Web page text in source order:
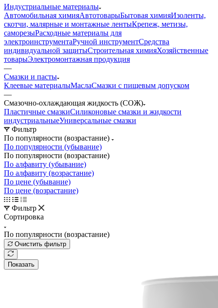
Индустриальные материалы
Автомобильная химияАвтотоварыБытовая химияИзоленты,
скотчи, малярные и монтажные лентыКрепеж, метизы,
саморезыРасходные материалы для
электроинструментаРучной инструментСредства
индивидуальной защитыСтроительная химияХозяйственные
товарыЭлектромонтажная продукция
—
Смазки и пасты
Клеевые материалыМаслаСмазки с пищевым допуском
—
Смазочно-охлаждающая жидкость (СОЖ)
Пластичные смазкиСиликоновые смазки и жидкости
индустриальныеУниверсальные смазки
Фильтр
По популярности (возрастание)
По популярности (убывание)
По популярности (возрастание)
По алфавиту (убывание)
По алфавиту (возрастание)
По цене (убывание)
По цене (возрастание)
Фильтр
Сортировка
По популярности (возрастание)
Очистить фильтр
Показать